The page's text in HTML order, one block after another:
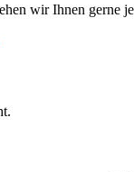
wir Ihnen gerne